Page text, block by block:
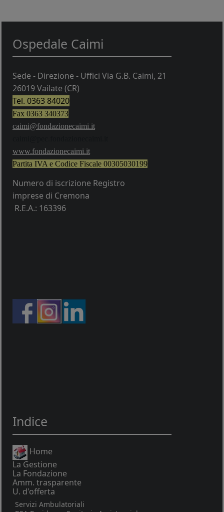
Ospedale Caimi
Sede - Direzione - Uffici Via G.B. Caimi, 21
26019 Vailate (CR)
Tel. 0363 84020
Fax 0363 340373
caimi@fondazionecaimi.it
www.fondazionecaimi.it
Partita IVA e Codice Fiscale 00305030199
Numero di iscrizione Registro
imprese di Cremona
R.E.A.: 163396
Indice
Home
La Gestione
La Fondazione
Amm. trasparente
U. d'offerta
Servizi Ambulatoriali